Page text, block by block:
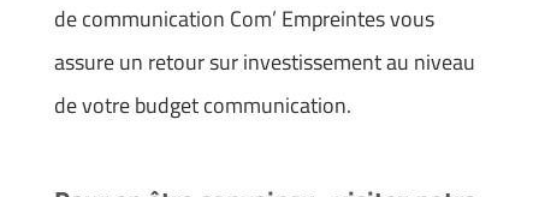
de communication Com’ Empreintes vous
assure un retour sur investissement au niveau
de votre budget communication.